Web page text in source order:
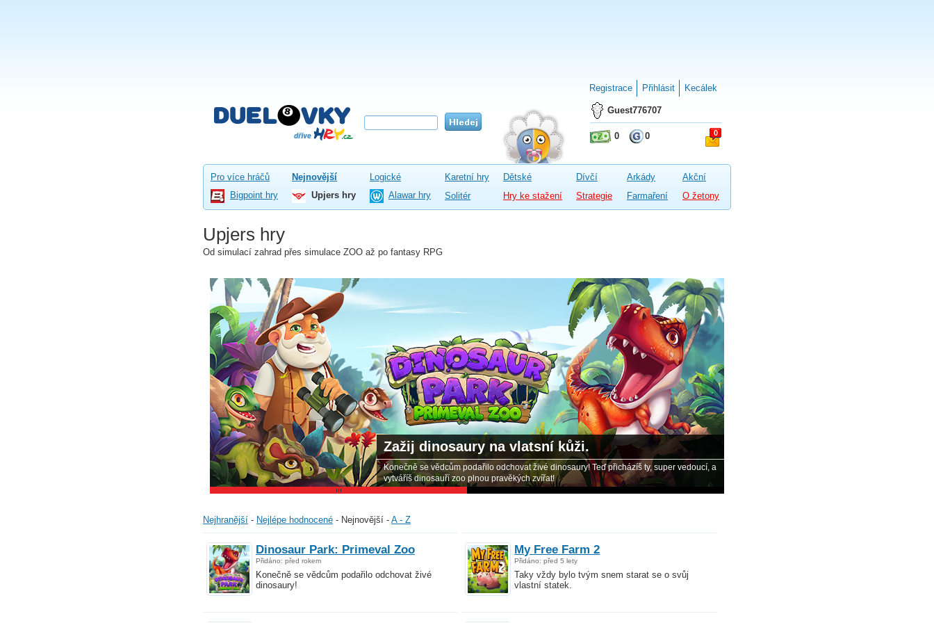
Registrace Přihlásit Kecálek
Guest776707
0 0 0
Pro více hráčů Nejnovější Logické Karetní hry Dětské Dívčí Arkády
Akční
Bigpoint hry
Upjers hry Alawar hry Solitér Hry ke stažení Strategie Farmaření O žetony
Upjers hry
Od simulací zahrad přes simulace ZOO až po fantasy RPG
Konečně se vědcům podařilo odchovat živé dinosaury! Teď přicházíš ty, super vedoucí, a
Nově přidaná hra!
Zoo 2: Animal Park tě vnese do snového herního světa se zvířátky poutavým příběhem a
mnoha zábavnými úkoly. Zaregistruje se nyní!
Nejhranější - Nejlépe hodnocené - Nejnovější - A - Z
Dinosaur Park: Primeval Zoo
Přidáno: před rokem
Konečně se vědcům podařilo odchovat živé
dinosaury!
My Free Farm 2
Přidáno: před 5 lety
Taky vždy bylo tvým snem starat se o svůj
vlastní statek.